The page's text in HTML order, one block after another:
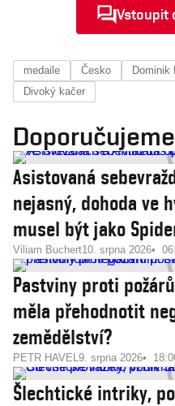
Vstoupit
medaile Česko Dominik
Divoký kačer
Doporučujeme
Asistovaná
nejasný, dohoda ve
musel být jako
Viliam Buchert10. srpna 2026
Pastviny proti
měla přehodnotit
zemědělství?
PETR HAVEL9. srpna 2026
Šlechtické intriky,